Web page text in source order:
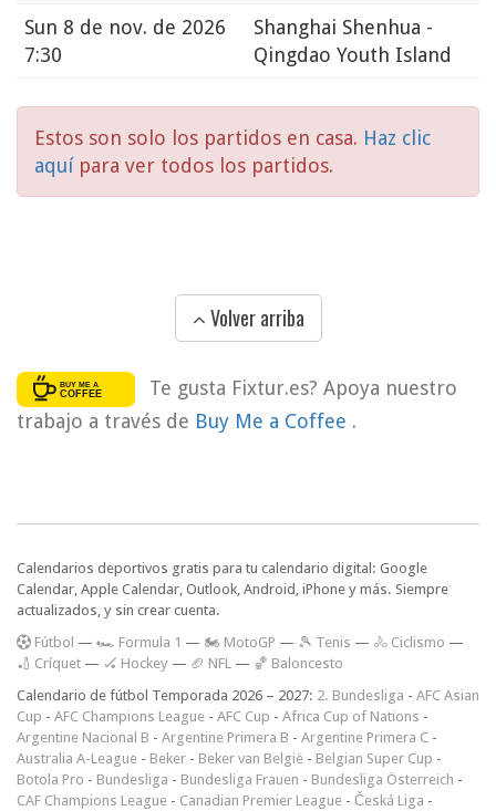
Sun 8 de nov. de 2026
7:30
Shanghai Shenhua -
Qingdao Youth Island
Estos son solo los partidos en casa. Haz clic
aquí para ver todos los partidos.
Volver arriba
Te gusta Fixtur.es? Apoya nuestro
trabajo a través de Buy Me a Coffee .
Calendarios deportivos gratis para tu calendario digital: Google
Calendar, Apple Calendar, Outlook, Android, iPhone y más. Siempre
actualizados, y sin crear cuenta.
Fútbol — 🏎️ Formula 1 — 🏍 MotoGP — 🎾 Tenis — 🚴 Ciclismo —
🏏 Críquet — 🏑 Hockey — 🏈 NFL — 🏀 Baloncesto
Calendario de fútbol Temporada 2026 – 2027: 2. Bundesliga - AFC Asian
Cup - AFC Champions League - AFC Cup - Africa Cup of Nations -
Argentine Nacional B - Argentine Primera B - Argentine Primera C -
Australia A-League - Beker - Beker van België - Belgian Super Cup -
Botola Pro - Bundesliga - Bundesliga Frauen - Bundesliga Österreich -
CAF Champions League - Canadian Premier League - Česká Liga -